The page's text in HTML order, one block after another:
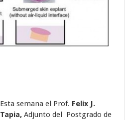
Esta semana el Prof. Felix J.
Tapia,Adjunto del Postgrado de